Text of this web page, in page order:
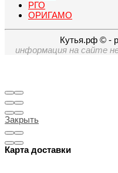
РГО
ОРИГАМО
Кутья.рф © -
информация на сайте
Закрыть
Карта доставки